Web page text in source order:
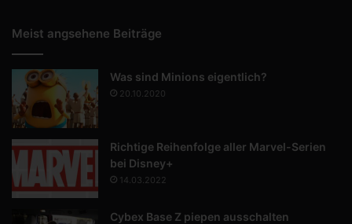
Meist angsehene Beiträge
Was sind Minions eigentlich?
20.10.2020
Richtige Reihenfolge aller Marvel-Serien
bei Disney+
14.03.2022
Cybex Base Z piepen ausschalten